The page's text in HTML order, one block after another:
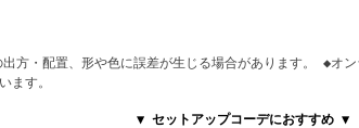
方・配置、形や色に誤差が生じる場合があります。 ◆オ
ます。
▼ セットアップコーデにおすすめ ▼